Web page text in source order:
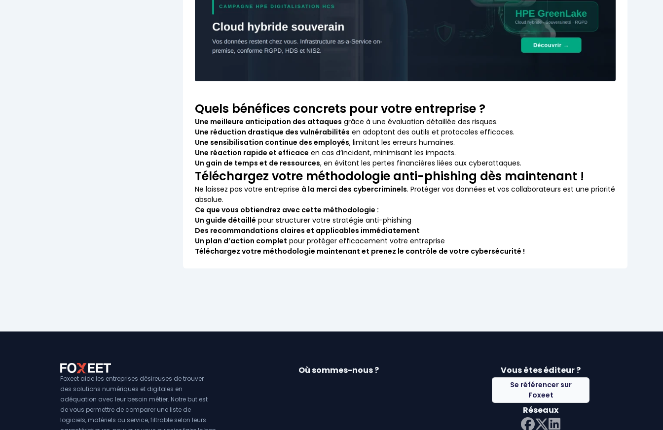
Quels bénéfices concrets pour votre entreprise ?
Une meilleure anticipation des attaques grâce à une évaluation détaillée des risques.
Une réduction drastique des vulnérabilités en adoptant des outils et protocoles efficaces.
Une sensibilisation continue des employés, limitant les erreurs humaines.
Une réaction rapide et efficace en cas d’incident, minimisant les impacts.
Un gain de temps et de ressources, en évitant les pertes financières liées aux cyberattaques.
Téléchargez votre méthodologie anti-phishing dès maintenant !
Ne laissez pas votre entreprise à la merci des cybercriminels. Protéger vos données et vos collaborateurs est une priorité
absolue.
Ce que vous obtiendrez avec cette méthodologie :
Un guide détaillé pour structurer votre stratégie anti-phishing
Des recommandations claires et applicables immédiatement
Un plan d’action complet pour protéger efficacement votre entreprise
Téléchargez votre méthodologie maintenant et prenez le contrôle de votre cybersécurité !
Foxeet aide les entreprises désireuses de trouver
des solutions numériques et digitales en
adéquation avec leur besoin métier. Notre but est
de vous permettre de comparer une liste de
logiciels, matériels ou service, filtrable selon leurs
Où sommes-nous ? Vous êtes éditeur ?
Se référencer sur
Foxeet
Réseaux